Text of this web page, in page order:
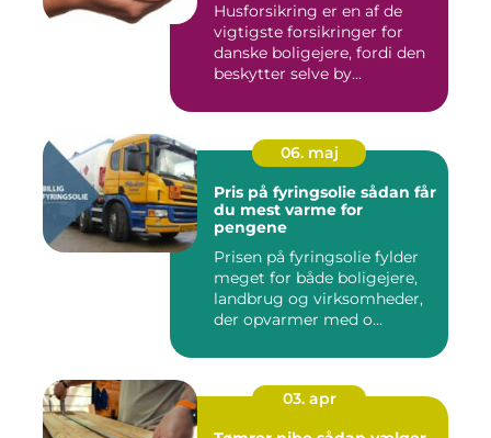
Husforsikring er en af de
vigtigste forsikringer for
danske boligejere, fordi den
beskytter selve by...
06. maj
Pris på fyringsolie sådan får
du mest varme for
pengene
Prisen på fyringsolie fylder
meget for både boligejere,
landbrug og virksomheder,
der opvarmer med o...
03. apr